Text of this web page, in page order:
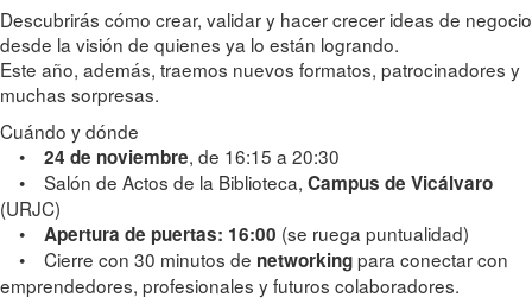
Descubrirás cómo crear, validar y hacer crecer ideas de negocio
desde la visión de quienes ya lo están logrando.
Este año, además, traemos nuevos formatos, patrocinadores y
muchas sorpresas.
Cuándo y dónde
• 24 de noviembre, de 16:15 a 20:30
• Salón de Actos de la Biblioteca, Campus de Vicálvaro
(URJC)
•
Apertura de puertas: 16:00 (se ruega puntualidad)
• Cierre con 30 minutos de networkingpara conectar con
emprendedores, profesionales y futuros colaboradores.